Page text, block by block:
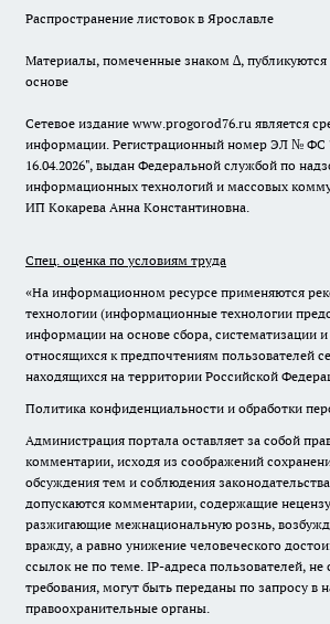
Распространение листовок в Ярославле
Материалы, помеченные знаком ∆,
основе
Сетевое издание www.progorod76.ru является
информации. Регистрационный номер ЭЛ № ФС
16.04.2026", выдан Федеральной службой по
информационных технологий и массовых
ИП Кокарева Анна Константиновна.
Спец. оценка по условиям труда
«На информационном ресурсе применяются
технологии (информационные технологии
информации на основе сбора, систематизации и
относящихся к предпочтениям пользователей
находящихся на территории Российской
Политика конфиденциальности и обработки
Администрация портала оставляет за собой
комментарии, исходя из соображений
обсуждения тем и соблюдения
допускаются комментарии, содержащие
разжигающие межнациональную рознь,
вражду, а равно унижение человеческого
ссылок не по теме. IP-адреса пользователей,
требования, могут быть переданы по запросу в
правоохранительные органы.